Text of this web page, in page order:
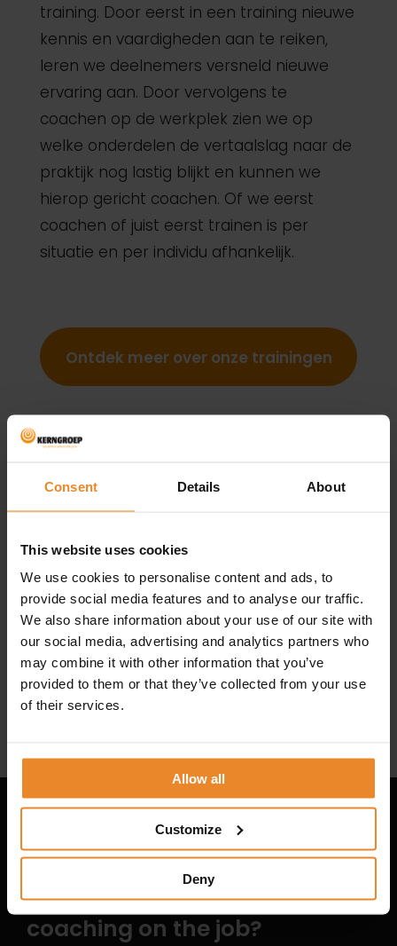
Consent Details About
This website uses cookies
We use cookies to personalise content and ads, to
provide social media features and to analyse our traffic.
We also share information about your use of our site with
our social media, advertising and analytics partners who
may combine it with other information that you’ve
provided to them or that they’ve collected from your use
of their services.
Allow all
Customize
Deny
training. Door eerst in een training nieuwe
kennis en vaardigheden aan te reiken,
leren we deelnemers versneld nieuwe
ervaring aan. Door vervolgens te
coachen op de werkplek zien we op
welke onderdelen de vertaalslag naar de
praktijk nog lastig blijkt en kunnen we
hierop gericht coachen. Of we eerst
coachen of juist eerst trainen is per
situatie en per individu afhankelijk.
Ontdek meer over onze trainingen
Meer informatie over
coaching on the job?